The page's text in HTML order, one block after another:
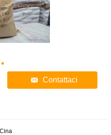
Contattaci